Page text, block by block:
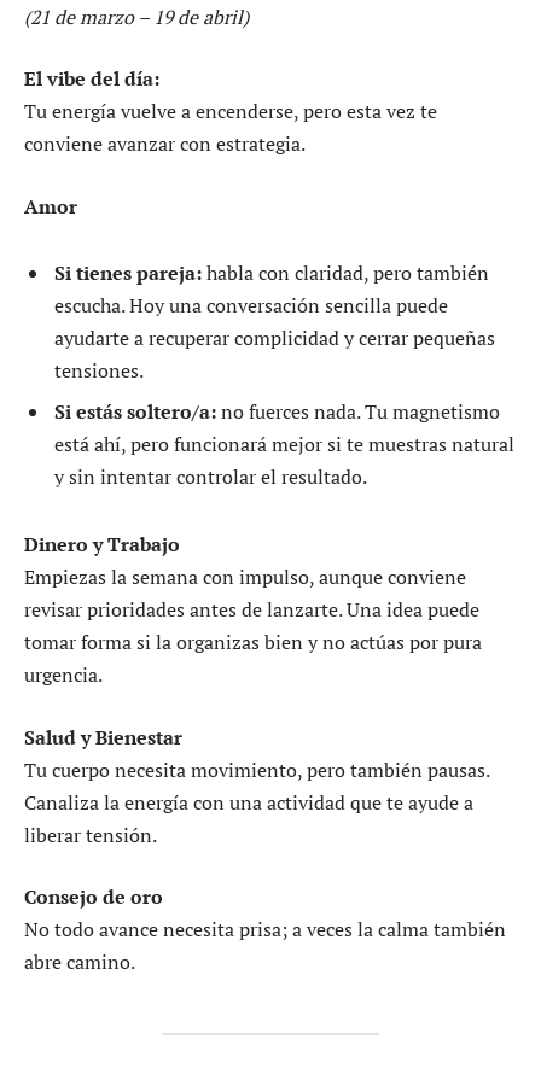
(21 de marzo – 19 de abril)
El vibe del día:
Tu energía vuelve a encenderse, pero esta vez te
conviene avanzar con estrategia.
Amor
Si tienes pareja:habla con claridad, pero también
escucha. Hoy una conversación sencilla puede
ayudarte a recuperar complicidad y cerrar pequeñas
tensiones.
Si estás soltero/a:no fuerces nada. Tu magnetismo
está ahí, pero funcionará mejor si te muestras natural
y sin intentar controlar el resultado.
Dinero y Trabajo
Empiezas la semana con impulso, aunque conviene
revisar prioridades antes de lanzarte. Una idea puede
tomar forma si la organizas bien y no actúas por pura
urgencia.
Salud y Bienestar
Tu cuerpo necesita movimiento, pero también pausas.
Canaliza la energía con una actividad que te ayude a
liberar tensión.
Consejo de oro
No todo avance necesita prisa; a veces la calma también
abre camino.